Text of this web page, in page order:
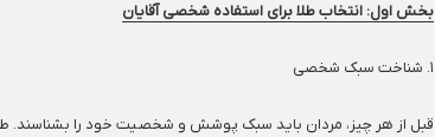
بخش اول: انتخاب طلا برای استفاده شخصی آقایان
۱. شناخت سبک شخصی
قبل از هر چیز، مردان باید سبک پوشش و شخصیت خود را بشناسند.